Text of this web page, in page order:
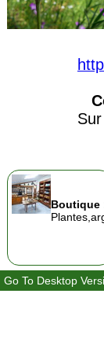
Sur
Boutique
Go To Desktop